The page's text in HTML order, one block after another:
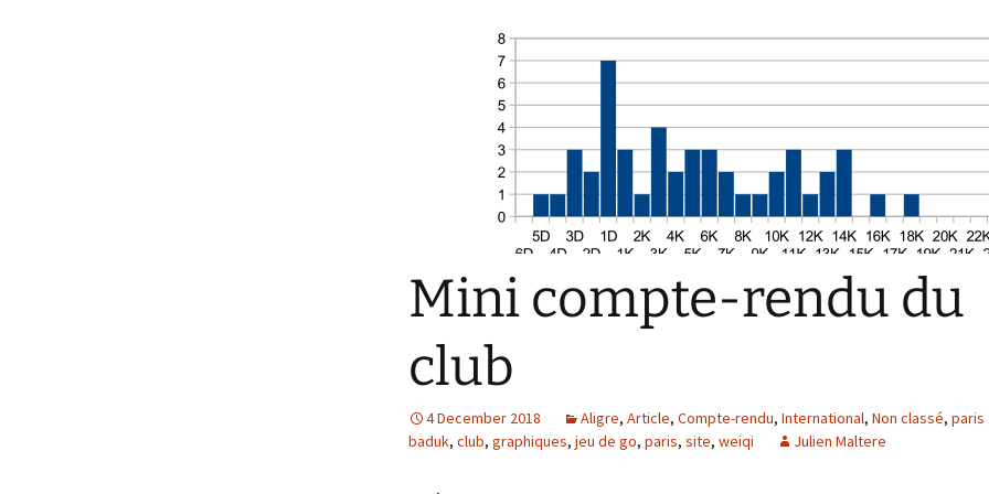
Mini compte-rendu du
club
4 December 2018 Aligre, Article, Compte-rendu, International, Non classé, paris
baduk, club, graphiques, jeu de go, paris, site, weiqi Julien Maltere